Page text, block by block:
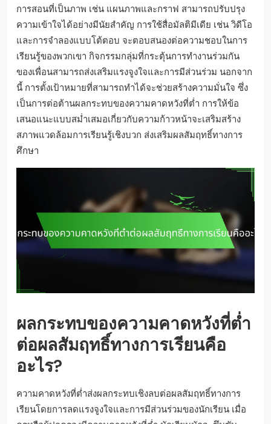
การสอนที่เป็นภาพ เช่น แผนภาพและกราฟ สามารถปรับปรุง
ความเข้าใจได้อย่างมีนัยสำคัญ การใช้สื่อมัลติมีเดีย เช่น วิดีโอ
และการจำลองแบบโต้ตอบ จะตอบสนองต่อความชอบในการ
เรียนรู้ของพวกเขา กิจกรรมกลุ่มที่กระตุ้นการทำงานร่วมกัน
ของเพื่อนสามารถส่งเสริมแรงจูงใจและการมีส่วนร่วม นอกจาก
นี้ การตั้งเป้าหมายที่สามารถทำได้จะช่วยสร้างความมั่นใจ ซึ่ง
เป็นการต่อต้านผลกระทบของความคาดหวังที่ต่ำ การให้ข้อ
เสนอแนะแบบสม่ำเสมอเกี่ยวกับความก้าวหน้าจะเสริมสร้าง
สภาพแวดล้อมการเรียนรู้เชิงบวก ส่งเสริมผลสัมฤทธิ์ทางการ
ศึกษา
ผลกระทบของความคาดหวังที่ต่ำ
ต่อผลสัมฤทธิ์ทางการเรียนคือ
อะไร?
ความคาดหวังที่ต่ำส่งผลกระทบเชิงลบต่อผลสัมฤทธิ์ทางการ
เรียนโดยการลดแรงจูงใจและการมีส่วนร่วมของนักเรียน เมื่อ